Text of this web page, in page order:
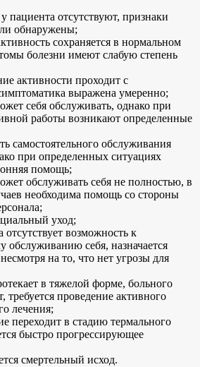
отсутствуют, признаки
обнаружены;
сохраняется в нормальном
болезни имеют слабую степень
активности проходит с
выражена умеренно;
себя обслуживать, однако при
работы возникают определенные
самостоятельного обслуживания
при определенных ситуациях
помощь;
обслуживать себя не полностью, в
необходима помощь со стороны
уход;
отсутствует возможность к
обслуживанию себя, назначается
на то, что нет угрозы для
в тяжелой форме, больного
требуется проведение активного
лечения;
переходит в стадию термального
быстро прогрессирующее
смертельный исход.